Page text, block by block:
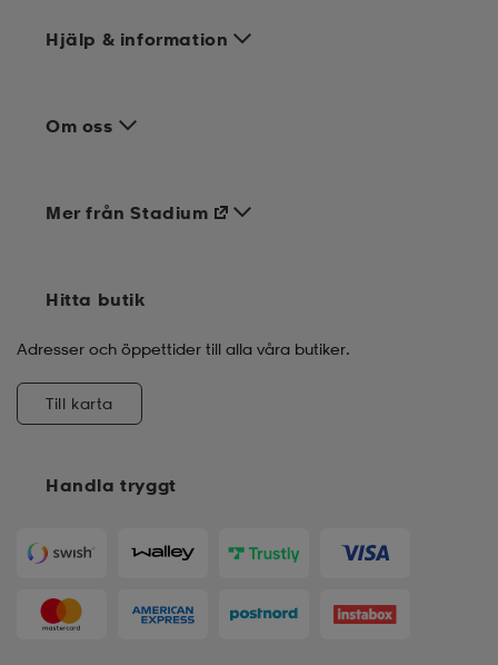
Hjälp & information
Om oss
Handla tryggt
Mer från Stadium
Hitta butik
Adresser och öppettider till alla våra butiker.
Till karta